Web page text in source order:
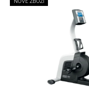
NOVÉ ZBOŽÍ